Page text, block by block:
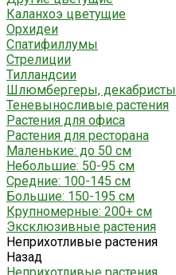
Каланхоэ цветущие
Орхидеи
Спатифиллумы
Стрелиции
Тилландсии
Шлюмбергеры, декабристы
Теневыносливые растения
Растения для офиса
Растения для ресторана
Маленькие: до 50 см
Небольшие: 50-95 см
Средние: 100-145 см
Большие: 150-195 см
Крупномерные: 200+ см
Эксклюзивные растения
Неприхотливые растения
Назад